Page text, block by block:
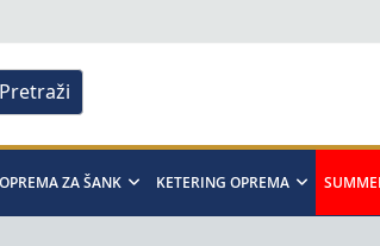
Pretraži
OPREMA ZA ŠANK KETERING OPREMA